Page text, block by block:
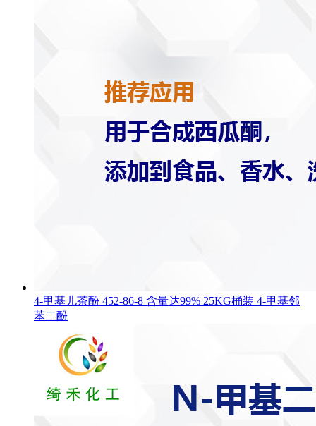
4-甲基儿茶酚 452-86-8 含量达99% 25KG桶装 4-甲基邻
苯二酚